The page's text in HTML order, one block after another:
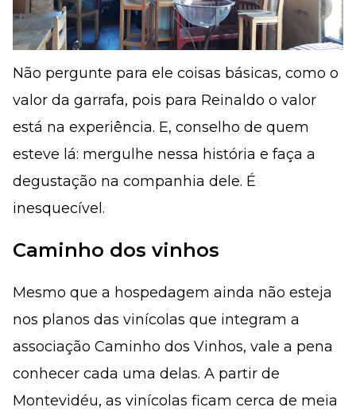
Não pergunte para ele coisas básicas, como o
valor da garrafa, pois para Reinaldo o valor
está na experiência. E, conselho de quem
esteve lá: mergulhe nessa história e faça a
degustação na companhia dele. É
inesquecível.
Caminho dos vinhos
Mesmo que a hospedagem ainda não esteja
nos planos das vinícolas que integram a
associação Caminho dos Vinhos, vale a pena
conhecer cada uma delas. A partir de
Montevidéu, as vinícolas ficam cerca de meia